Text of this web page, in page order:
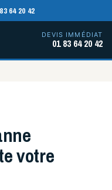
64 20 42
DEVIS IMMÉDIAT
01 83 64 20 42
votre